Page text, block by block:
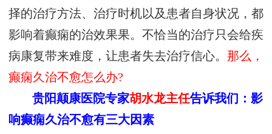
择的治疗方法、治疗时机以及患者自身状况，都
影响着癫痫的治效果果。不恰当的治疗只会给疾
病康复带来难度，让患者失去治疗信心。 那么，
癫痫久治不愈怎么办?
贵阳颠康医院专家胡水龙主任告诉我们：影
响癫痫久治不愈有三大因素